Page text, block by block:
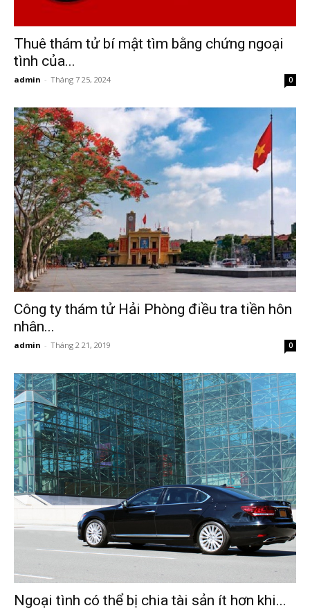
phòng,
tham
giss
phong,
van
phong
tham
Thuê thám tử bí mật tìm bằng chứng ngoại
tình của...
admin - Tháng 7 25, 2024 0
Công ty thám tử Hải Phòng điều tra tiền hôn
nhân...
admin - Tháng 2 21, 2019 0
Ngoại tình có thể bị chia tài sản ít hơn khi...